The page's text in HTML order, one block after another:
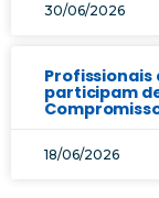
30/06/2026
Profissionais
participam
18/06/2026